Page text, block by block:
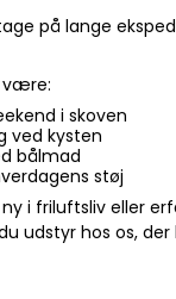
på lange
være:
i skoven
ved kysten
bålmad
støj
i friluftsliv eller
udstyr hos os,